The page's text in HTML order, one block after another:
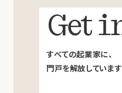
Get
すべての起業家に、
門戸を解放しています